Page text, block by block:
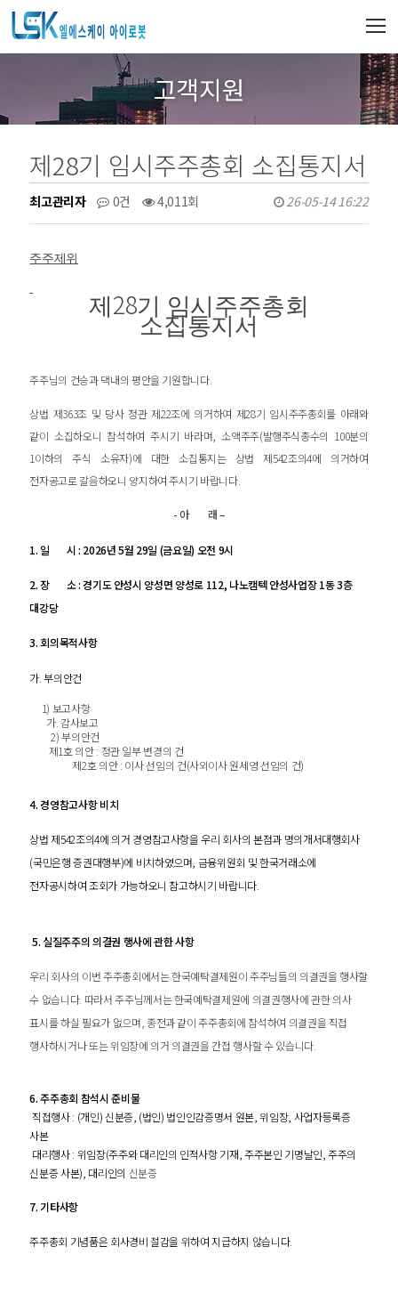
고객지원
제28기 임시주주총회 소집통지서
최고관리자 0건 4,011회 26-05-14 16:22
주주제위
제 28기 임시주주총회
소집통지서
주주님의 건승과 댁내의 평안을 기원합니다.
상법 제363조 및 당사 정관 제22조에 의거하여 제28기 임시주주총회를 아래와
같이 소집하오니 참석하여 주시기 바라며 ,소액주주(발행주식총수의 100분의
1이하의 주식 소유자)에 대한 소집통지는 상법 제542조의4에 의거하여
전자공고로 갈음하오니 양지하여 주시기 바랍니다.
- 아 래–
1.일 시: 2026년5월 29일 (금요일)오전 9시
2.장 소:경기도 안성시 양성면 양성로 112, 나노캠텍 안성사업장1동3층
대강당
3.회의목적사항
가 .부의안건
1) 보고사항
가. 감사보고
2)부의안건
제1호 의안: 정관 일부 변경의 건
제2호 의안: 이사 선임의 건(사외이사 원세영 선임의 건)
4.경영참고사항 비치
상법 제542조의4에 의거 경영참고사항을 우리 회사의 본점과 명의개서대행회사
(국민은행 증권대행부)에 비치하였으며 금융위원회 및 한국거래소에
전자공시하여 조회가 가능하오니 참고하시기 바랍니다
5. 실질주주의 의결권 행사에 관한 사항
우리 회사의 이번 주주총회에서는 한국예탁결제원이 주주님들의 의결권을 행사할
수 없습니다. 따라서 주주님께서는 한국예탁결제원에 의결권행사에 관한 의사
표시를 하실 필요가 없으며 종전과 같이 주주총회에 참석하여 의결권을 직접
행사하시거나 또는 위임장에 의거 의결권을 간접 행사할 수 있습니다.
6.주주총회 참석시 준비물
직접행사: (개인)신분증 , (법인) 법인인감증명서 원본,위임장, 사업자등록증
사본
대리행사: 위임장(주주와 대리인의 인적사항 기재 주주본인 기명날인 ,주주의
신분증 사본), 대리인의 신분증
7.기타사항
주주총회 기념품은 회사경비 절감을 위하여 지급하지 않습니다.